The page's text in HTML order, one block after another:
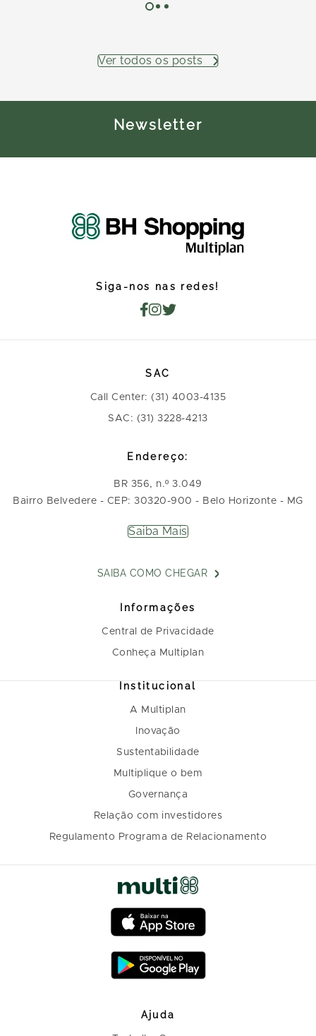
Ver todos os posts
Newsletter
Siga-nos nas redes!
SAC
Call Center: (31) 4003-4135
SAC: (31) 3228-4213
Endereço:
BR 356, n.º 3.049
Bairro Belvedere - CEP: 30320-900 - Belo Horizonte - MG
Saiba Mais
SAIBA COMO CHEGAR
Informações
Central de Privacidade
Conheça Multiplan
Institucional
A Multiplan
Inovação
Sustentabilidade
Multiplique o bem
Governança
Relação com investidores
Regulamento Programa de Relacionamento
Ajuda